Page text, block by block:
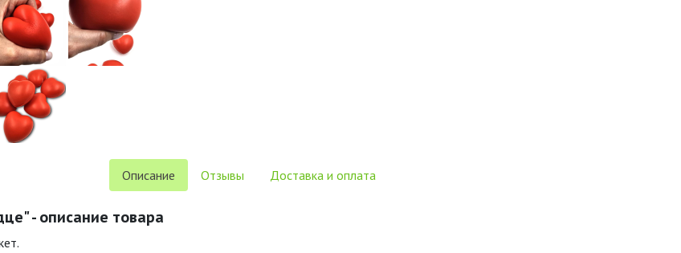
Описание Отзывы Доставка и оплата
- описание товара